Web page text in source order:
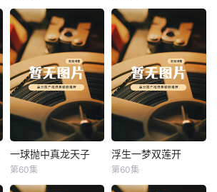
一球抛中真龙天子
一球抛中真龙天子
第60集
浮生一梦双莲开
浮生一梦双莲开
第60集